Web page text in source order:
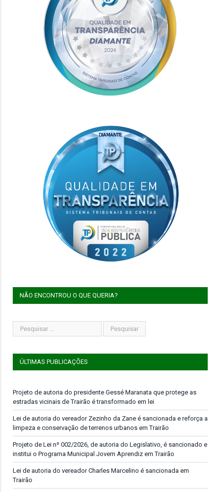
NÃO ENCONTROU O QUE QUERIA?
ÚLTIMAS PUBLICAÇÕES
Projeto de autoria do presidente Gessé Maranata que protege as
estradas vicinais de Trairão é transformado em lei
Lei de autoria do vereador Zezinho da Zane é sancionada e reforça a
limpeza e conservação de terrenos urbanos em Trairão
Projeto de Lei nº 002/2026, de autoria do Legislativo, é sancionado e
institui o Programa Municipal Jovem Aprendiz em Trairão
Lei de autoria do vereador Charles Marcelino é sancionada em
Trairão